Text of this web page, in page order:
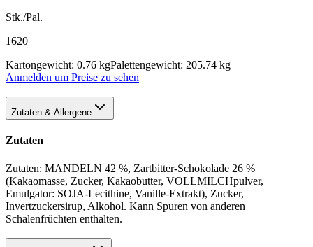
Stk./Pal.
1620
Kartongewicht: 0.76 kgPalettengewicht: 205.74 kg
Anmelden um Preise zu sehen
Zutaten & Allergene
Zutaten
Zutaten: MANDELN 42 %, Zartbitter-Schokolade 26 %
(Kakaomasse, Zucker, Kakaobutter, VOLLMILCHpulver,
Emulgator: SOJA-Lecithine, Vanille-Extrakt), Zucker,
Invertzuckersirup, Alkohol. Kann Spuren von anderen
Schalenfrüchten enthalten.